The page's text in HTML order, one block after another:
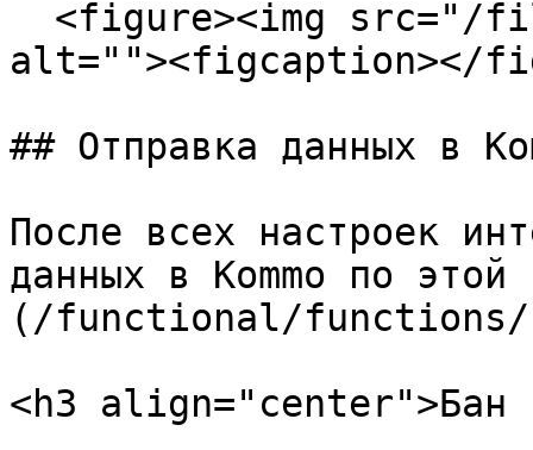
alt=""><figcaption></
## Отправка данных в
После всех настроек
данных в Kommo по
(/functional/functions/
<h3 align="center">Бан